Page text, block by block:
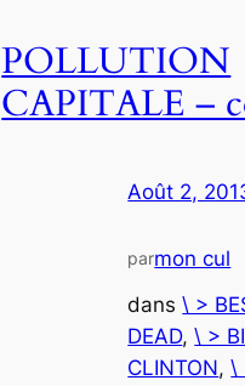
POLLUTION
CAPITALE –
Août 2,
parmon cul
dans\ >
DEAD, \ >
CLINTON, \